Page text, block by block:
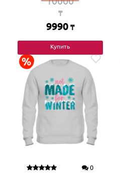
₸
9990 ₸
Купить
0